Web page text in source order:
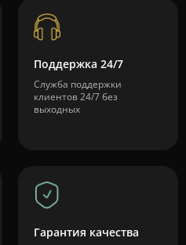
Поддержка 24/7
Служба поддержки
клиентов 24/7 без
выходных
Гарантия качества